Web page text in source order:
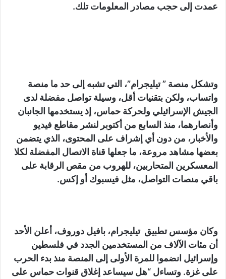
عمدت إلى حجب مصادر المعلومات تلك.
وتشكل منصة ” تيليجرام”، التي تشبه إلى حد ما منصة
واتساب، ولكن بتقنيات أقل، وسيلة تواصل مفضلة لدى
الجيش الإسرائيلي ولحركة حماس، إذ يستخدمها الجانبان
وأنصارهما، منذ السابع من أكتوبر لنشر مقاطع فيديو
والأخبار، من دون أي إشراف على المحتوى، الذي يتضمن
بعضها مشاهد مروعة، ما جعلها قناة الاتصال المفضلة لكلا
المعسكرين المتحاربين، للهروب من مقص الرقابة على
باقي منصات التواصل، مثل فيسبوك أو إكس.
وكان مؤسس تطبيق تيليجرام، بافيل دوروف، أعلن الأحد
أن مئات الآلاف من المستخدمين الجدد في فلسطين
وإسرائيل انضموا للمرة الأولى إلى المنصة منذ بدء الحرب
على غزة. وتساءل “هل سيساعد إغلاق قنوات حماس على